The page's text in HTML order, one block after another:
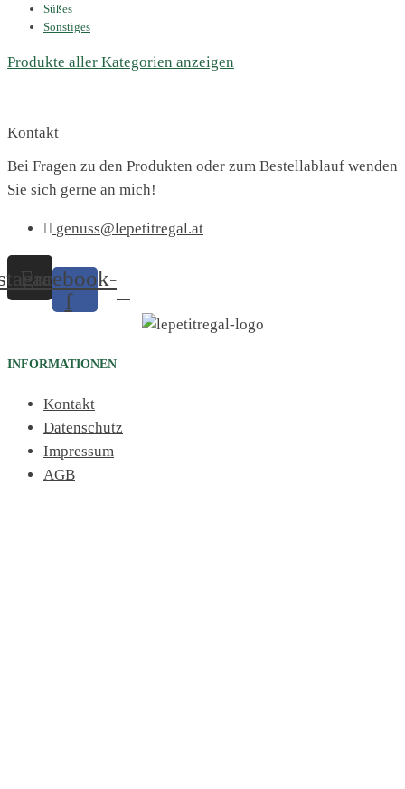
Süßes
Sonstiges
Produkte aller Kategorien anzeigen
Kontakt
Bei Fragen zu den Produkten oder zum Bestellablauf wenden
Sie sich gerne an mich!
genuss@lepetitregal.at
Facebook-
f
INFORMATIONEN
Kontakt
Datenschutz
Impressum
AGB